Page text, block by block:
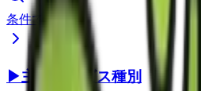
条件で検索
▶主要サービス種別